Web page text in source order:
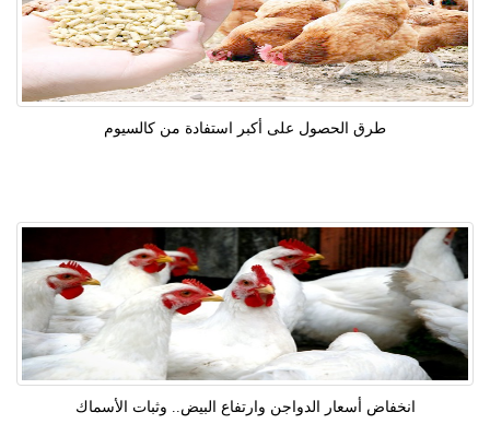
طرق الحصول على أكبر استفادة من كالسيوم
انخفاض أسعار الدواجن وارتفاع البيض.. وثبات الأسماك